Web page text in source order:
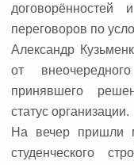
договорённостей
переговоров по
Александр
от
принявшего
статус организации.
На вечер пришли
студенческого